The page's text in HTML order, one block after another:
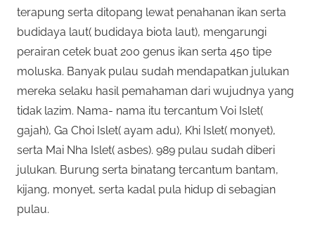
terapung serta ditopang lewat penahanan ikan serta
budidaya laut( budidaya biota laut), mengarungi
perairan cetek buat 200 genus ikan serta 450 tipe
moluska. Banyak pulau sudah mendapatkan julukan
mereka selaku hasil pemahaman dari wujudnya yang
tidak lazim. Nama- nama itu tercantum Voi Islet(
gajah), Ga Choi Islet( ayam adu), Khi Islet( monyet),
serta Mai Nha Islet( asbes). 989 pulau sudah diberi
julukan. Burung serta binatang tercantum bantam,
kijang, monyet, serta kadal pula hidup di sebagian
pulau.